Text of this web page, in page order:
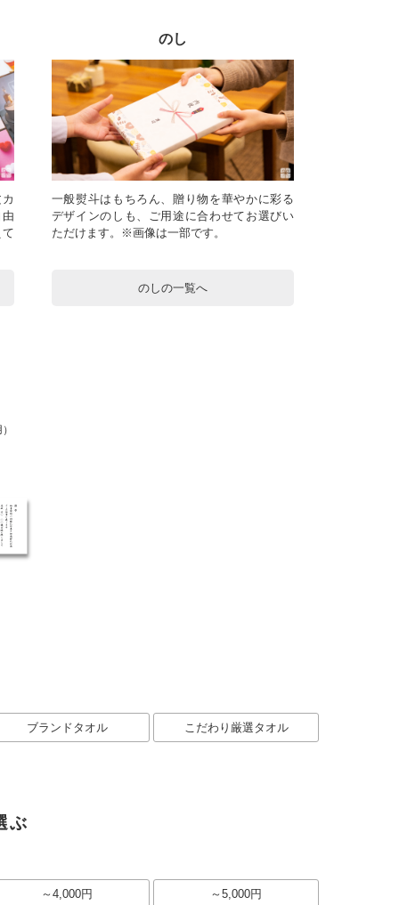
のし
一般熨斗はもちろん、贈り物を華やかに彩る
デザインのしも、ご用途に合わせてお選びい
ただけます。※画像は一部です。
のしの一覧へ
ブランドタオル こだわり厳選タオル
ぶ
～4,000円 ～5,000円